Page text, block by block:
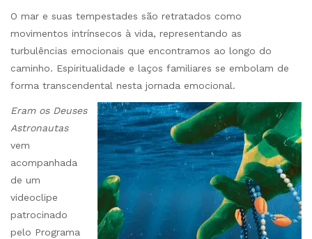
O mar e suas tempestades são retratados como
movimentos intrínsecos à vida, representando as
turbulências emocionais que encontramos ao longo do
caminho. Espiritualidade e laços familiares se embolam de
forma transcendental nesta jornada emocional.
Eram os Deuses
Astronautas
vem
acompanhada
de um
videoclipe
patrocinado
pelo Programa